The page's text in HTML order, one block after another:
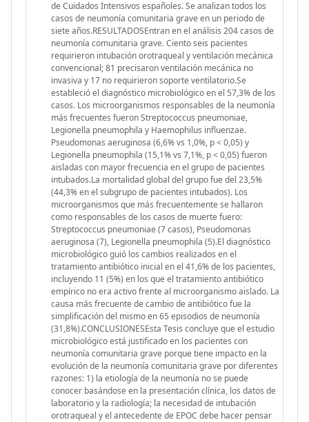
de Cuidados Intensivos españoles. Se analizan todos los
casos de neumonía comunitaria grave en un periodo de
siete años.RESULTADOSEntran en el análisis 204 casos de
neumonía comunitaria grave. Ciento seis pacientes
requirieron intubación orotraqueal y ventilación mecánica
convencional; 81 precisaron ventilación mecánica no
invasiva y 17 no requirieron soporte ventilatorio.Se
estableció el diagnóstico microbiológico en el 57,3% de los
casos. Los microorganismos responsables de la neumonía
más frecuentes fueron Streptococcus pneumoniae,
Legionella pneumophila y Haemophilus influenzae.
Pseudomonas aeruginosa (6,6% vs 1,0%, p < 0,05) y
Legionella pneumophila (15,1% vs 7,1%, p < 0,05) fueron
aisladas con mayor frecuencia en el grupo de pacientes
intubados.La mortalidad global del grupo fue del 23,5%
(44,3% en el subgrupo de pacientes intubados). Los
microorganismos que más frecuentemente se hallaron
como responsables de los casos de muerte fuero:
Streptococcus pneumoniae (7 casos), Pseudomonas
aeruginosa (7), Legionella pneumophila (5).El diagnóstico
microbiológico guió los cambios realizados en el
tratamiento antibiótico inicial en el 41,6% de los pacientes,
incluyendo 11 (5%) en los que el tratamiento antibiótico
empírico no era activo frente al microorganismo aislado. La
causa más frecuente de cambio de antibiótico fue la
simplificación del mismo en 65 episodios de neumonía
(31,8%).CONCLUSIONESEsta Tesis concluye que el estudio
microbiológico está justificado en los pacientes con
neumonía comunitaria grave porque tiene impacto en la
evolución de la neumonía comunitaria grave por diferentes
razones: 1) la etiología de la neumonía no se puede
conocer basándose en la presentación clínica, los datos de
laboratorio y la radiología; la necesidad de intubación
orotraqueal y el antecedente de EPOC debe hacer pensar